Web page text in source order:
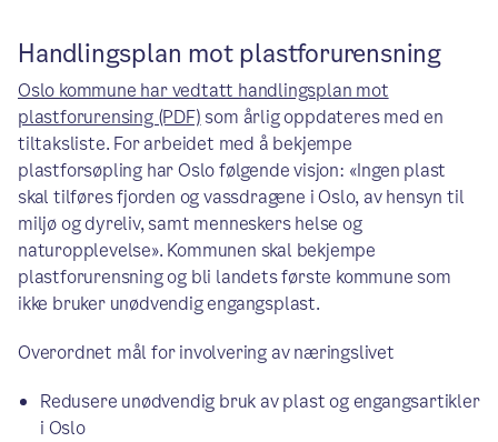
Handlingsplan mot plastforurensning
Oslo kommune har vedtatt handlingsplan mot
plastforurensing (PDF) som årlig oppdateres med en
tiltaksliste. For arbeidet med å bekjempe
plastforsøpling har Oslo følgende visjon: «Ingen plast
skal tilføres fjorden og vassdragene i Oslo, av hensyn til
miljø og dyreliv, samt menneskers helse og
naturopplevelse». Kommunen skal bekjempe
plastforurensning og bli landets første kommune som
ikke bruker unødvendig engangsplast.
Overordnet mål for involvering av næringslivet
Redusere unødvendig bruk av plast og engangsartikler
i Oslo